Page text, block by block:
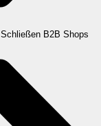
Schließen B2B Shops